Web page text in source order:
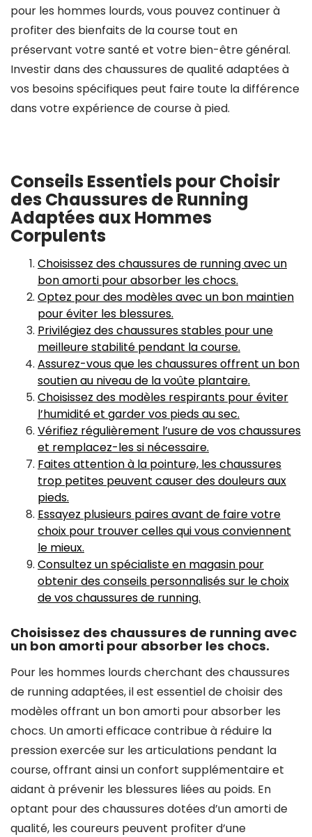
pour les hommes lourds, vous pouvez continuer à
profiter des bienfaits de la course tout en
préservant votre santé et votre bien-être général.
Investir dans des chaussures de qualité adaptées à
vos besoins spécifiques peut faire toute la différence
dans votre expérience de course à pied.
Conseils Essentiels pour Choisir
des Chaussures de Running
Adaptées aux Hommes
Corpulents
Choisissez des chaussures de running avec un
bon amorti pour absorber les chocs.
Optez pour des modèles avec un bon maintien
pour éviter les blessures.
Privilégiez des chaussures stables pour une
meilleure stabilité pendant la course.
Assurez-vous que les chaussures offrent un bon
soutien au niveau de la voûte plantaire.
Choisissez des modèles respirants pour éviter
l’humidité et garder vos pieds au sec.
Vérifiez régulièrement l’usure de vos chaussures
et remplacez-les si nécessaire.
Faites attention à la pointure, les chaussures
trop petites peuvent causer des douleurs aux
pieds.
Essayez plusieurs paires avant de faire votre
choix pour trouver celles qui vous conviennent
le mieux.
Consultez un spécialiste en magasin pour
obtenir des conseils personnalisés sur le choix
de vos chaussures de running.
Choisissez des chaussures de running avec
un bon amorti pour absorber les chocs.
Pour les hommes lourds cherchant des chaussures
de running adaptées, il est essentiel de choisir des
modèles offrant un bon amorti pour absorber les
chocs. Un amorti efficace contribue à réduire la
pression exercée sur les articulations pendant la
course, offrant ainsi un confort supplémentaire et
aidant à prévenir les blessures liées au poids. En
optant pour des chaussures dotées d’un amorti de
qualité, les coureurs peuvent profiter d’une